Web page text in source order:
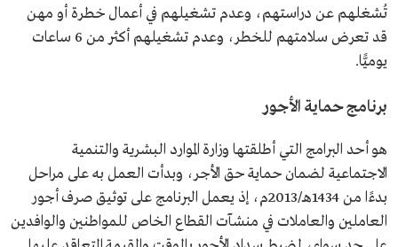
تُشغلهم عن دراستهم، وعدم تشغيلهم في أعمال خطرة أو مهن
قد تعرض سلامتهم للخطر، وعدم تشغيلهم أكثر من 6 ساعات
يوميًّا.
برنامج حماية الأجور
هو أحد البرامج التي أطلقتها وزارة الموارد البشرية والتنمية
الاجتماعية لضمان حماية حق الأجر، وبدأت العمل به على مراحل
بدءًا من 1434هـ/2013م، إذ يعمل البرنامج على توثيق صرف أجور
العاملين والعاملات في منشآت القطاع الخاص للمواطنين والوافدين